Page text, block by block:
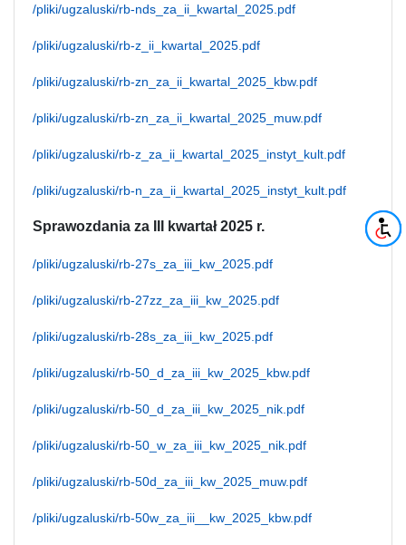
/pliki/ugzaluski/rb-nds_za_ii_kwartal_2025.pdf
/pliki/ugzaluski/rb-z_ii_kwartal_2025.pdf
/pliki/ugzaluski/rb-zn_za_ii_kwartal_2025_kbw.pdf
/pliki/ugzaluski/rb-zn_za_ii_kwartal_2025_muw.pdf
/pliki/ugzaluski/rb-z_za_ii_kwartal_2025_instyt_kult.pdf
/pliki/ugzaluski/rb-n_za_ii_kwartal_2025_instyt_kult.pdf
Sprawozdania za III kwartał 2025 r.
/pliki/ugzaluski/rb-27s_za_iii_kw_2025.pdf
/pliki/ugzaluski/rb-27zz_za_iii_kw_2025.pdf
/pliki/ugzaluski/rb-28s_za_iii_kw_2025.pdf
/pliki/ugzaluski/rb-50_d_za_iii_kw_2025_kbw.pdf
/pliki/ugzaluski/rb-50_d_za_iii_kw_2025_nik.pdf
/pliki/ugzaluski/rb-50_w_za_iii_kw_2025_nik.pdf
/pliki/ugzaluski/rb-50d_za_iii_kw_2025_muw.pdf
/pliki/ugzaluski/rb-50w_za_iii__kw_2025_kbw.pdf